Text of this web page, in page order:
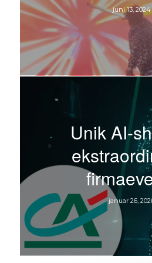
juni 13, 2024
Unik AI-
januar 26,